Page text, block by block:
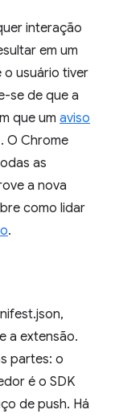
interação
em um
o usuário tiver
se de que a
que um aviso
O Chrome
as
a nova
como lidar
.
a extensão.
partes: o
é o SDK
de push. Há